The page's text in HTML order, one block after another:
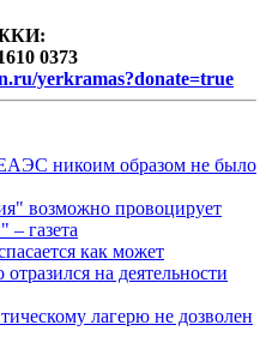
0373
yerkramas?donate=true
никоим образом не было
возможно провоцирует
– газета
как может
на деятельности
лагерю не дозволен